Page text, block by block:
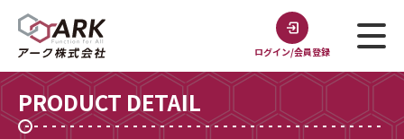
ログイン/会員登録
PRODUCT DETAIL